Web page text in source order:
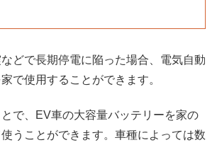
どで長期停電に陥った場合、電気自動
で使用することができます。
で、EV車の大容量バッテリーを家の
うことができます。車種によっては数